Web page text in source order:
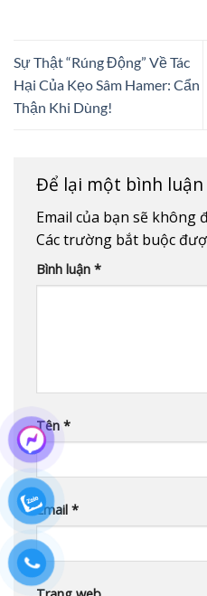
Sự Thật “Rúng Động” Về Tác
Hại Của Kẹo Sâm Hamer: Cẩn
Thận Khi Dùng!
Để lại một bình luận
Email của bạn sẽ không
Các trường bắt buộc
Bình luận *
Tên *
Email *